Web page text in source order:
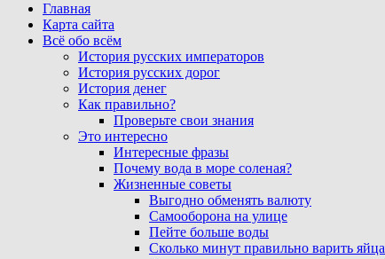
Главная
Карта сайта
Всё обо всём
История русских императоров
История русских дорог
История денег
Как правильно?
Проверьте свои знания
Это интересно
Интересные фразы
Почему вода в море соленая?
Жизненные советы
Выгодно обменять валюту
Самооборона на улице
Пейте больше воды
Сколько минут правильно варить яйца